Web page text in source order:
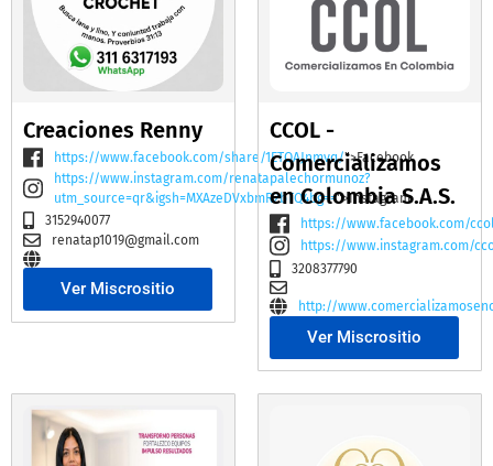
Creaciones Renny
https://www.facebook.com/share/1ETQAJnmvq/">Facebook
https://www.instagram.com/renatapalechormunoz?
utm_source=qr&igsh=MXAzeDVxbmR2bTQ4bg==">Instagram
3152940077
renatap1019@gmail.com
Ver Miscrositio
CCOL -
Comercializamos
en Colombia S.A.S.
https://www.facebook.com/
https://www.instagram.com/
3208377790
http://
Ver Miscrositio